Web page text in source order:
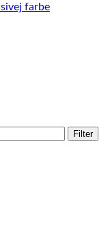
farbe
Filter